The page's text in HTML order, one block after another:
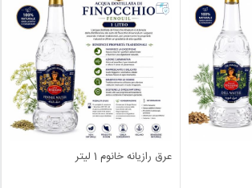
عرق رازیانه خانوم 1 لیتر